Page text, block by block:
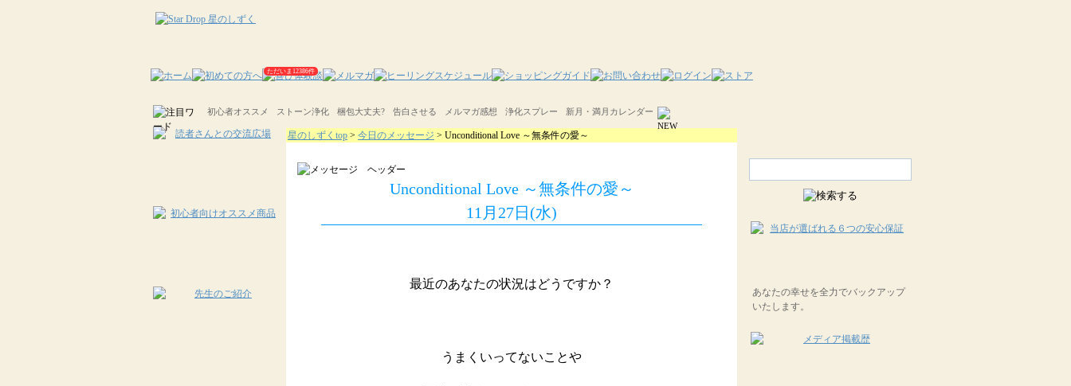
ただいま12386件
初心者オススメ ストーン浄化 梱包大丈夫? 告白させる メルマガ感想 浄化スプレー 新月・満月カレンダー
星のしずくtop > 今日のメッセージ > Unconditional Love ～無条件の愛～
Unconditional Love ～無条件の愛～
11月27日(水)
最近のあなたの状況はどうですか？
うまくいってないことや
あなたの幸せを全力でバックアップ
いたします。